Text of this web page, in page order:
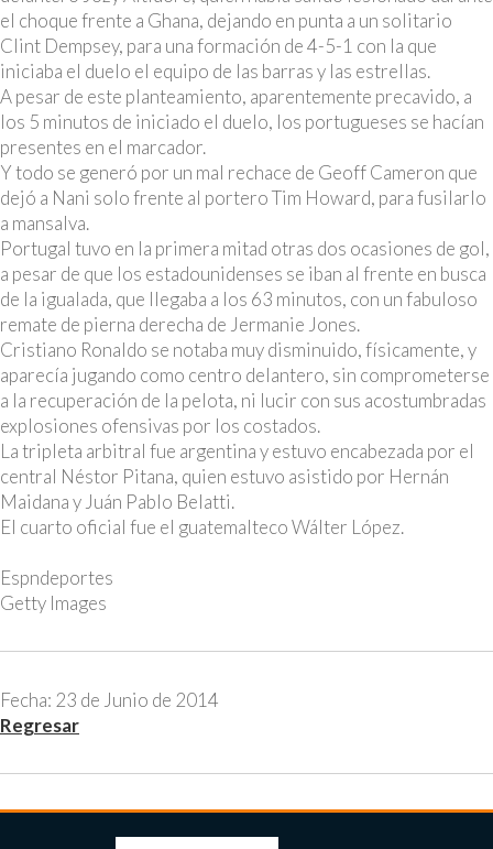
el choque frente a Ghana, dejando en punta a un solitario
Clint Dempsey, para una formación de 4-5-1 con la que
iniciaba el duelo el equipo de las barras y las estrellas.
A pesar de este planteamiento, aparentemente precavido, a
los 5 minutos de iniciado el duelo, los portugueses se hacían
presentes en el marcador.
Y todo se generó por un mal rechace de Geoff Cameron que
dejó a Nani solo frente al portero Tim Howard, para fusilarlo
a mansalva.
Portugal tuvo en la primera mitad otras dos ocasiones de gol,
a pesar de que los estadounidenses se iban al frente en busca
de la igualada, que llegaba a los 63 minutos, con un fabuloso
remate de pierna derecha de Jermanie Jones.
Cristiano Ronaldo se notaba muy disminuido, físicamente, y
aparecía jugando como centro delantero, sin comprometerse
a la recuperación de la pelota, ni lucir con sus acostumbradas
explosiones ofensivas por los costados.
La tripleta arbitral fue argentina y estuvo encabezada por el
central Néstor Pitana, quien estuvo asistido por Hernán
Maidana y Juán Pablo Belatti.
El cuarto oficial fue el guatemalteco Wálter López.
Espndeportes
Getty Images
Fecha: 23 de Junio de 2014
Regresar